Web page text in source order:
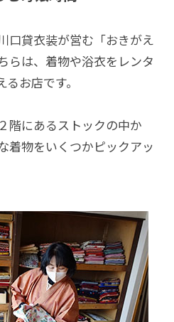
口貸衣装が営む「おきがえ
は、着物や浴衣をレンタ
お店です。
階にあるストックの中か
着物をいくつかピックアッ